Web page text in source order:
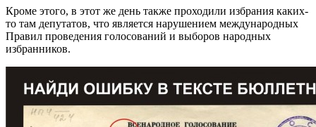
Кроме этого, в этот же день также проходили избрания каких-
то там депутатов, что является нарушением международных
Правил проведения голосований и выборов народных
избранников.